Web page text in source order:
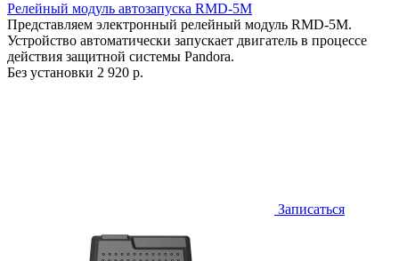
Релейный модуль автозапуска RMD-5M
Представляем электронный релейный модуль RMD-5M.
Устройство автоматически запускает двигатель в процессе
действия защитной системы Pandora.
Без установки 2 920 р.
Записаться